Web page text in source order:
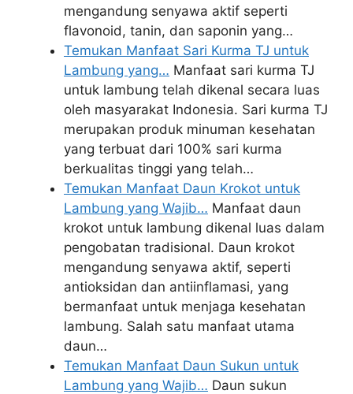
mengandung senyawa aktif seperti
flavonoid, tanin, dan saponin yang…
Temukan Manfaat Sari Kurma TJ untuk
Lambung yang… Manfaat sari kurma TJ
untuk lambung telah dikenal secara luas
oleh masyarakat Indonesia. Sari kurma TJ
merupakan produk minuman kesehatan
yang terbuat dari 100% sari kurma
berkualitas tinggi yang telah…
Temukan Manfaat Daun Krokot untuk
Lambung yang Wajib… Manfaat daun
krokot untuk lambung dikenal luas dalam
pengobatan tradisional. Daun krokot
mengandung senyawa aktif, seperti
antioksidan dan antiinflamasi, yang
bermanfaat untuk menjaga kesehatan
lambung. Salah satu manfaat utama
daun…
Temukan Manfaat Daun Sukun untuk
Lambung yang Wajib… Daun sukun